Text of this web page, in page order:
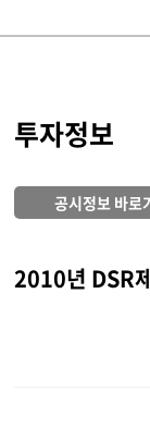
투자정보
공시정보 바로
2010년 DSR